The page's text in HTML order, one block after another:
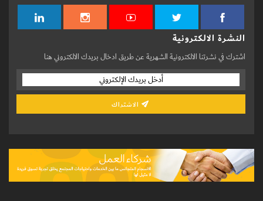
النشرة الالكترونية
اشترك في نشرتنا الالكترونية الشهرية عن طريق ادخال بريدك الالكتروني هنا